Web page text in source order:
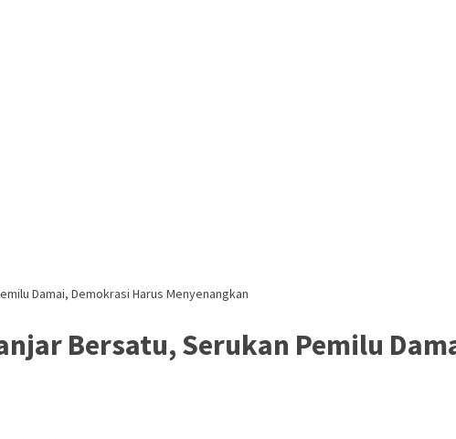
Damai, Demokrasi Harus Menyenangkan
Bersatu, Serukan Pemilu